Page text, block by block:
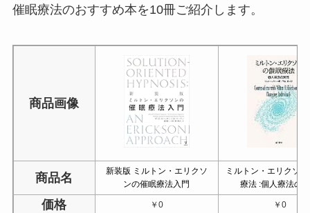
催眠療法のおすすめ本を10冊ご紹介します。
商品画像
商品名
新装版 ミルトン・エリクソ
ンの催眠療法入門
ミルトン・エリクソ
療法 :個人療法の
価格 ￥0 ￥0